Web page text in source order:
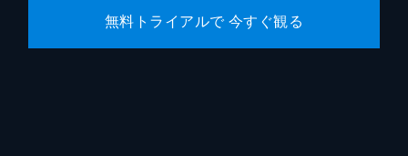
無料トライアルで 今すぐ観る